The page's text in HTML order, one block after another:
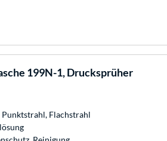
199N-1, Drucksprüher
Flachstrahl